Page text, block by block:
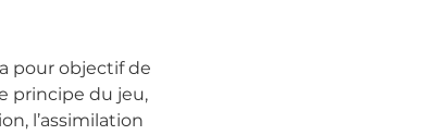
pour objectif de
principe du jeu,
l’assimilation